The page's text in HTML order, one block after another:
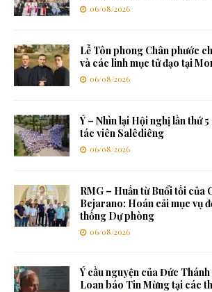
06/08/2026
Lễ Tôn phong Chân phước
và các linh mục tử đạo tại
06/08/2026
Ý – Nhìn lại Hội nghị lần thứ
tác viên Salêdiêng
06/08/2026
RMG – Huấn từ Buổi tối của
Bejarano: Hoán cải mục vụ
thống Dự phòng
06/08/2026
Ý cầu nguyện của Đức
Loan báo Tin Mừng tại các